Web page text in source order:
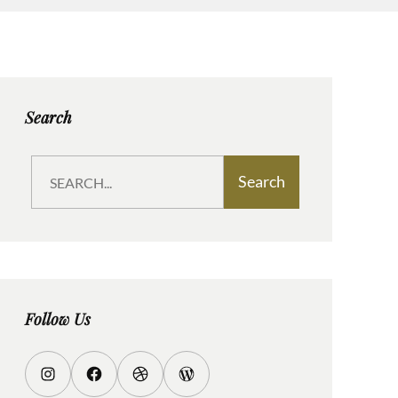
Search
a
Search
Follow Us
I
F
D
W